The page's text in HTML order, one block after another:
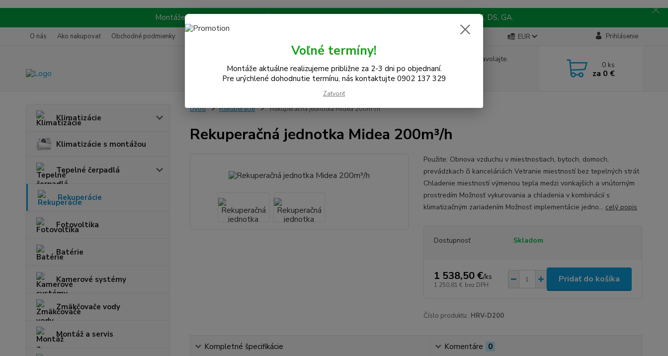
Montáže realizujeme na celom západe SR! Kraje TT, BA, NR, TN, vrátane okresov SE, MY, TO, NZ, DS, GA.
O nás Ako nakupovať Obchodné podmienky EUR Prihlásenie
Hľadať
Neviete si rady? Zavolajte.
0948 242 067
(Po-Pia, 8-15 hod.)
0 ks
za 0 €
Klimatizácie
Klimatizácie s montážou
Tepelné čerpadlá
Rekuperácie
Fotovoltika
Batérie
Kamerové systémy
Zmäkčovače vody
Montáž a servis
Úvod Rekuperácie Rekuperačná jednotka Midea 200m³/h
Rekuperačná jednotka Midea 200m³/h
Použite: Obnova vzduchu v miestnostiach, bytoch, domoch,
prevádzkach či kanceláriách Vetranie miestností bez tepelných strát
Chladenie miestností výmenou tepla medzi vonkajších a vnútorným
prostredím Možnosť vykurovania a chladenia v kombinácií s
klimatizačným zariadením Možnosť implementácie jedno... celý popis
Dostupnosť Skladom
1 538,50 €/ks
1 250,81 € bez DPH
Pridať do košíka
Číslo produktu: HRV-D200
Kompletné špecifikácie Komentáre 0
Voľné termíny!
Montáže aktuálne realizujeme približne za 2-3 dni po objednaní.
Pre urýchlené dohodnutie termínu, nás kontaktujte 0902 137 329
Zatvoriť